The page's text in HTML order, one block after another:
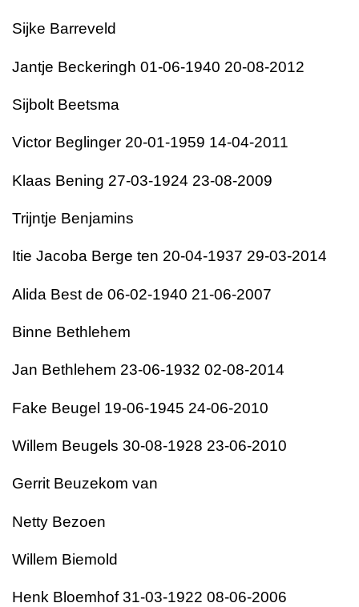
Sijke Barreveld
Jantje Beckeringh 01-06-1940 20-08-2012
Sijbolt Beetsma
Victor Beglinger 20-01-1959 14-04-2011
Klaas Bening 27-03-1924 23-08-2009
Trijntje Benjamins
Itie Jacoba Berge ten 20-04-1937 29-03-2014
Alida Best de 06-02-1940 21-06-2007
Binne Bethlehem
Jan Bethlehem 23-06-1932 02-08-2014
Fake Beugel 19-06-1945 24-06-2010
Willem Beugels 30-08-1928 23-06-2010
Gerrit Beuzekom van
Netty Bezoen
Willem Biemold
Henk Bloemhof 31-03-1922 08-06-2006